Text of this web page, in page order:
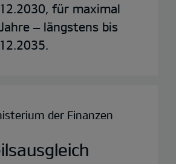
für maximal
– längstens bis
der Finanzen